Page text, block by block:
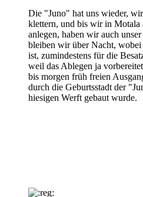
Die "Juno" hat uns wieder,
klettern, und bis wir in Motala
anlegen, haben wir auch
bleiben wir über Nacht,
ist, zumindestens für die
weil das Ablegen ja
bis morgen früh freien
durch die Geburtsstadt der
hiesigen Werft gebaut wurde.